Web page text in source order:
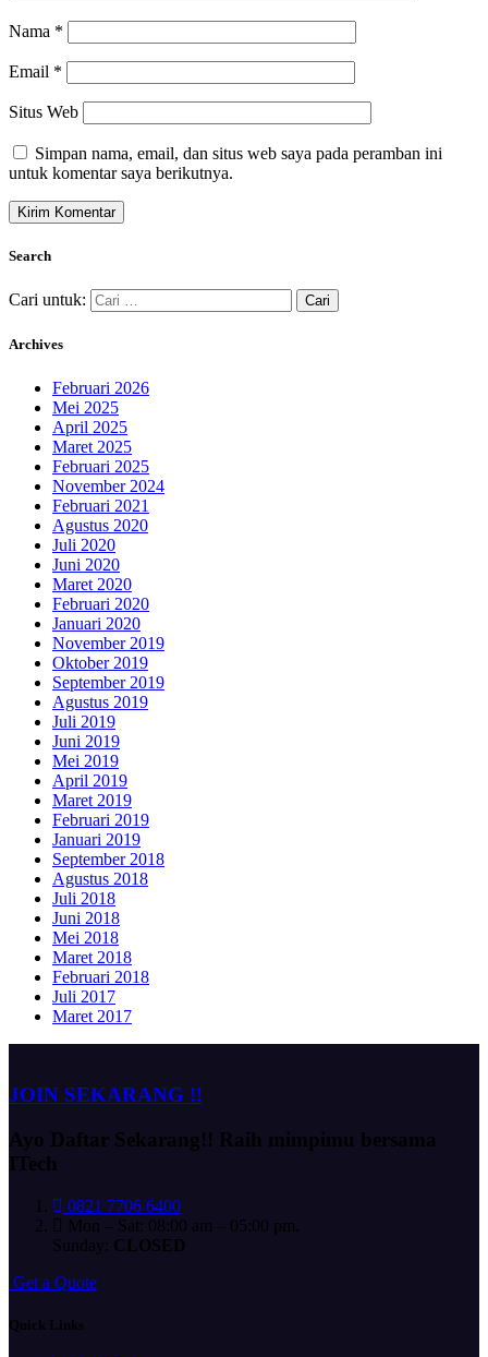
Nama *
Email *
Situs Web
Simpan nama, email, dan situs web saya pada peramban ini
untuk komentar saya berikutnya.
Search
Cari untuk:
Archives
Februari 2026
Mei 2025
April 2025
Maret 2025
Februari 2025
November 2024
Februari 2021
Agustus 2020
Juli 2020
Juni 2020
Maret 2020
Februari 2020
Januari 2020
November 2019
Oktober 2019
September 2019
Agustus 2019
Juli 2019
Juni 2019
Mei 2019
April 2019
Maret 2019
Februari 2019
Januari 2019
September 2018
Agustus 2018
Juli 2018
Juni 2018
Mei 2018
Maret 2018
Februari 2018
Juli 2017
Maret 2017
JOIN SEKARANG !!
Ayo Daftar Sekarang!! Raih mimpimu bersama
ITech
0821 7706 6400
Mon – Sat: 08:00 am – 05:00 pm,
Sunday: CLOSED
Get a Quote
Quick Links